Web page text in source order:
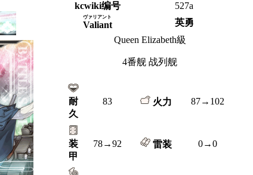
kcwiki编号 527a
Valiant
ヴァリアント
英勇
Queen Elizabeth級
4番舰 战列舰
耐
久
83 火力 87→102
装
甲
78→92 雷装 0→0